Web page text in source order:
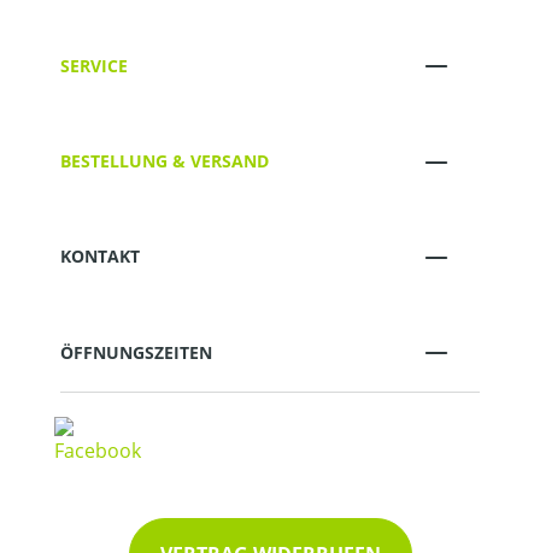
SERVICE
BESTELLUNG & VERSAND
KONTAKT
ÖFFNUNGSZEITEN